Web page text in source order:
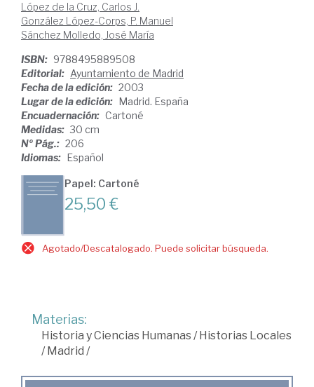
López de la Cruz, Carlos J.
González López-Corps, P. Manuel
Sánchez Molledo, José María
ISBN: 9788495889508
Editorial: Ayuntamiento de Madrid
Fecha de la edición: 2003
Lugar de la edición: Madrid. España
Encuadernación: Cartoné
Medidas: 30 cm
Nº Pág.: 206
Idiomas: Español
Papel: Cartoné
25,50 €
Agotado/Descatalogado. Puede solicitar búsqueda.
Materias:
Historia y Ciencias Humanas/Historias Locales
/Madrid /